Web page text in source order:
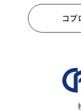
コプ